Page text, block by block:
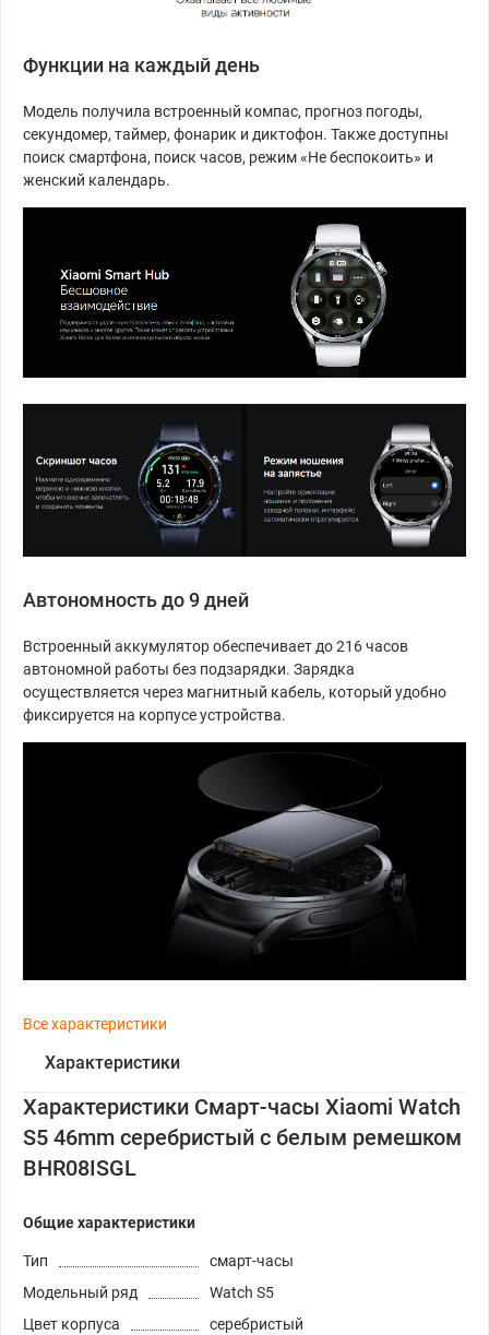
Функции на каждый день
Модель получила встроенный компас, прогноз погоды,
секундомер, таймер, фонарик и диктофон. Также доступны
поиск смартфона, поиск часов, режим «Не беспокоить» и
женский календарь.
Автономность до 9 дней
Встроенный аккумулятор обеспечивает до 216 часов
автономной работы без подзарядки. Зарядка
осуществляется через магнитный кабель, который удобно
фиксируется на корпусе устройства.
Все характеристики
Характеристики
Характеристики Смарт-часы Xiaomi Watch
S5 46mm серебристый с белым ремешком
BHR08ISGL
Общие характеристики
Тип
смарт-часы
Модельный ряд
Watch S5
Цвет корпуса
серебристый